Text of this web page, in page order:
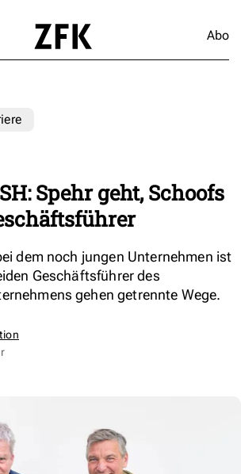
Abo
Spehr geht, Schoofs
dem noch jungen Unternehmen ist
Geschäftsführer des
gehen getrennte Wege.